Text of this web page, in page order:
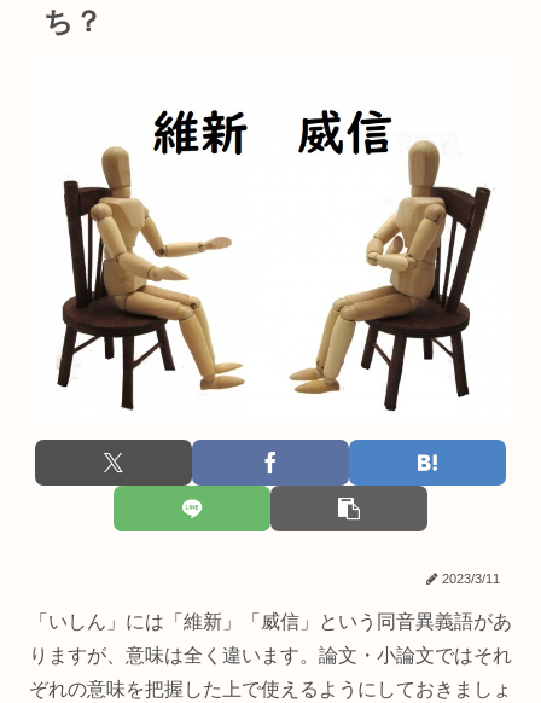
ち？
2023/3/11
「いしん」には「維新」「威信」という同音異義語があ
りますが、意味は全く違います。論文・小論文ではそれ
ぞれの意味を把握した上で使えるようにしておきましょ